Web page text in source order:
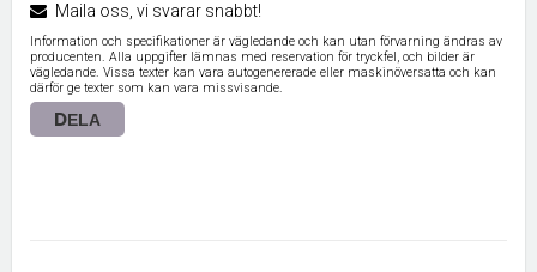
Maila oss, vi svarar snabbt!
Information och specifikationer är vägledande och kan utan förvarning ändras av
producenten. Alla uppgifter lämnas med reservation för tryckfel, och bilder är
vägledande. Vissa texter kan vara autogenererade eller maskinöversatta och kan
därför ge texter som kan vara missvisande.
DELA